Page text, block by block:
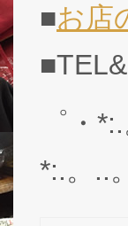
■お店
゜・
*:.。..